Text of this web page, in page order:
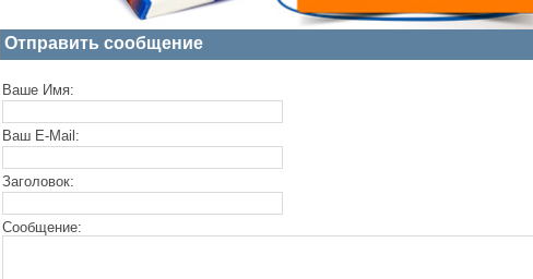
Отправить сообщение
Ваше Имя:
Ваш E-Mail:
Заголовок:
Сообщение: